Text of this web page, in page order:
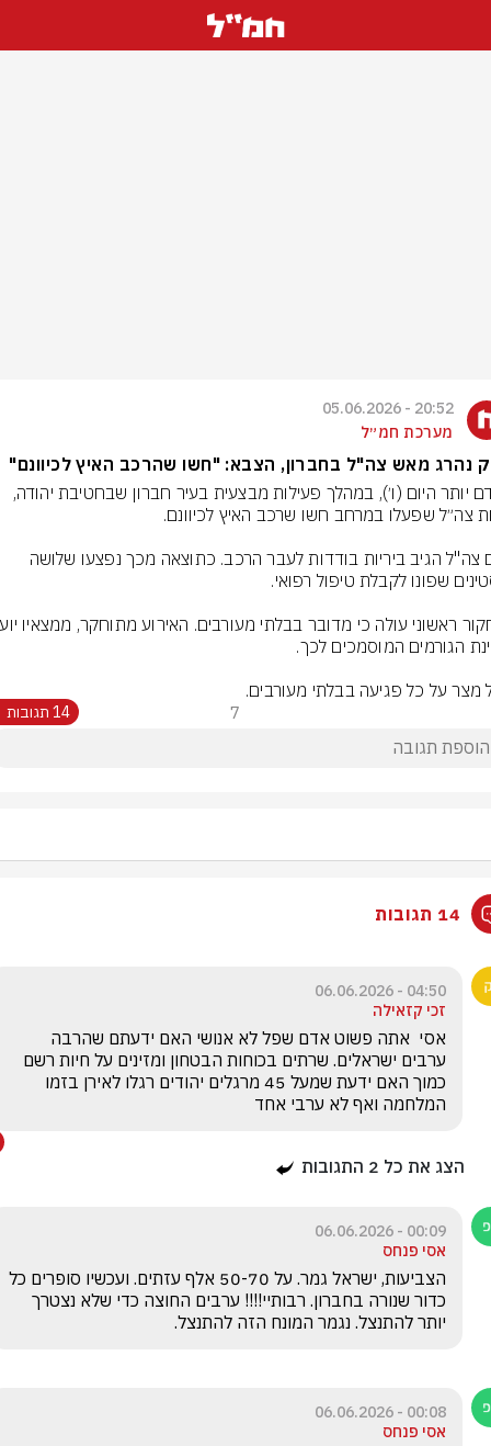
20:52 - 05.06.2026
מערכת חמ״ל
נהרג מאש צה"ל בחברון, הצבא: "חשו שהרכב האיץ לכיוונם"
מצר על כל פגיעה בבלתי מעורבים.
7 14 תגובות
14 תגובות
04:50 - 06.06.2026
זכי קזאילה
המלחמה ואף לא ערבי אחד
הצג את כל 2 התגובות
00:09 - 06.06.2026
אסי פנחס
יותר להתנצל. נגמר המונח הזה להתנצל.
00:08 - 06.06.2026
אסי פנחס